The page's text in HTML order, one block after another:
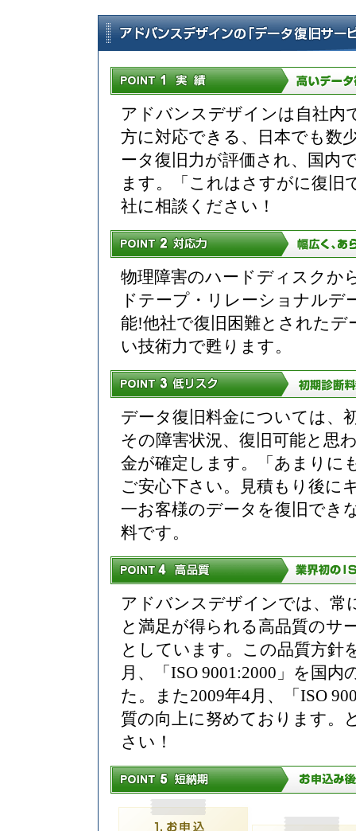
アドバンスデザインは自社内
方に対応できる、日本でも数
ータ復旧力が評価され、国内
ます。「これはさすがに復旧
社に相談ください！
物理障害のハードディスクか
ドテープ・リレーショナルデ
能!他社で復旧困難とされた
い技術力で甦ります。
データ復旧料金については、
その障害状況、復旧可能と思
金が確定します。「あまりに
ご安心下さい。見積もり後に
一お客様のデータを復旧でき
料です。
アドバンスデザインでは、常
と満足が得られる高品質のサ
としています。この品質方針
月、「ISO 9001:2000」を国
た。また2009年4月、「ISO
質の向上に努めております。
さい！